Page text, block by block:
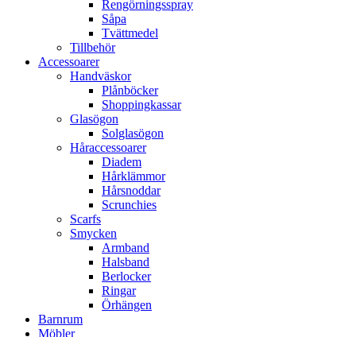
Rengörningsspray
Såpa
Tvättmedel
Tillbehör
Accessoarer
Handväskor
Plånböcker
Shoppingkassar
Glasögon
Solglasögon
Håraccessoarer
Diadem
Hårklämmor
Hårsnoddar
Scrunchies
Scarfs
Smycken
Armband
Halsband
Berlocker
Ringar
Örhängen
Barnrum
Möbler